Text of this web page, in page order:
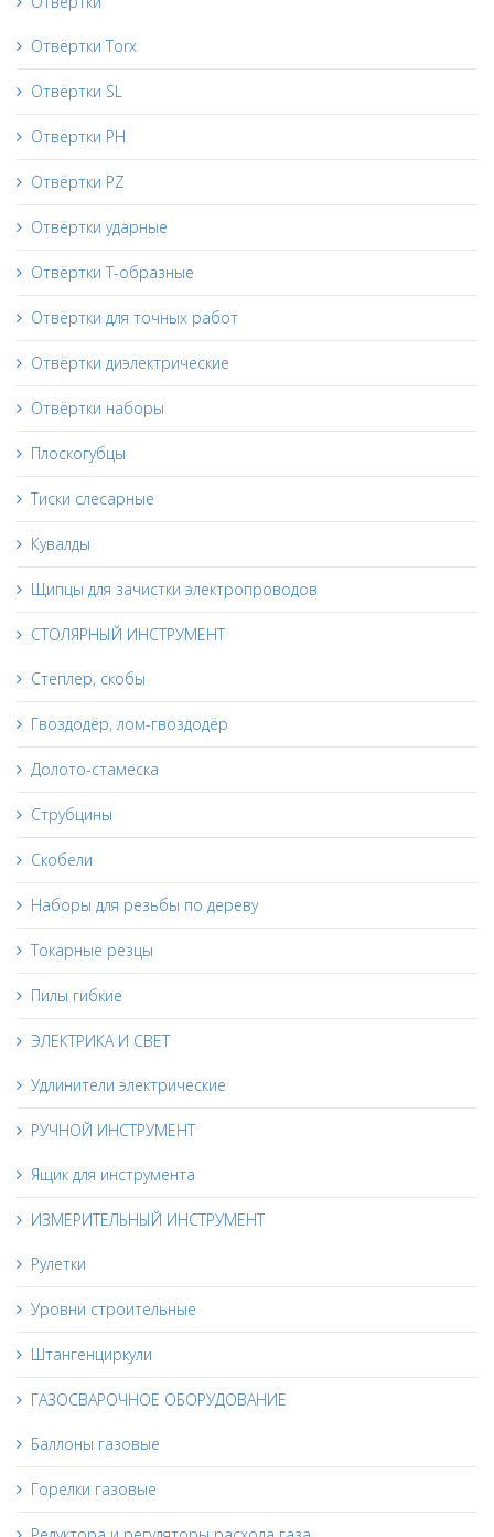
Отвёртки Torx
Отвёртки SL
Отвёртки PH
Отвёртки PZ
Отвёртки ударные
Отвёртки Т-образные
Отвёртки для точных работ
Отвёртки диэлектрические
Отвёртки наборы
Плоскогубцы
Тиски слесарные
Кувалды
Щипцы для зачистки электропроводов
СТОЛЯРНЫЙ ИНСТРУМЕНТ
Степлер, скобы
Гвоздодёр, лом-гвоздодёр
Долото-стамеска
Струбцины
Скобели
Наборы для резьбы по дереву
Токарные резцы
Пилы гибкие
ЭЛЕКТРИКА И СВЕТ
Удлинители электрические
РУЧНОЙ ИНСТРУМЕНТ
Ящик для инструмента
ИЗМЕРИТЕЛЬНЫЙ ИНСТРУМЕНТ
Рулетки
Уровни строительные
Штангенциркули
ГАЗОСВАРОЧНОЕ ОБОРУДОВАНИЕ
Баллоны газовые
Горелки газовые